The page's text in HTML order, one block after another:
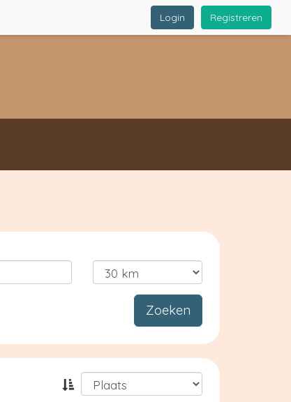
Registreren
Login
Zoeken